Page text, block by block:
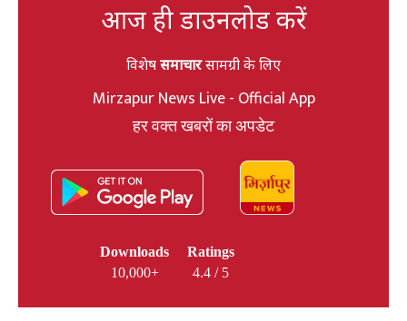
आज ही डाउनलोड करें
विशेषसमाचारसामग्री के लिए
Mirzapur News Live - Official App
हर वक्त खबरों का अपडेट
Downloads
10,000+
Ratings
4.4 / 5